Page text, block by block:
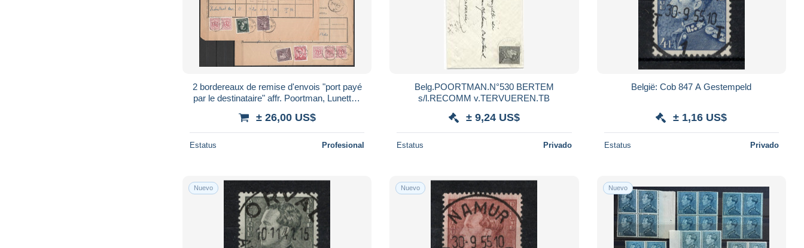
2 bordereaux de remise d'envois "port payé
par le destinataire" affr. Poortman, Lunettes
± 26,00 US$
Estatus Profesional
Belg.POORTMAN.N°530 BERTEM
s/l.RECOMM v.TERVUEREN.TB
± 9,24 US$
Estatus Privado
België: Cob 847 A Gestempeld
± 1,16 US$
Estatus Privado
Nuevo Nuevo Nuevo